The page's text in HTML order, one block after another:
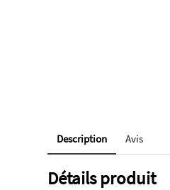
Description Avis
Détails produit